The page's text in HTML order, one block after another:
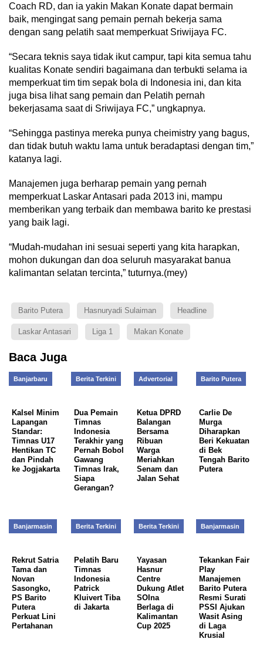
Coach RD, dan ia yakin Makan Konate dapat bermain
baik, mengingat sang pemain pernah bekerja sama
dengan sang pelatih saat memperkuat Sriwijaya FC.
“Secara teknis saya tidak ikut campur, tapi kita semua tahu
kualitas Konate sendiri bagaimana dan terbukti selama ia
memperkuat tim tim sepak bola di Indonesia ini, dan kita
juga bisa lihat sang pemain dan Pelatih pernah
bekerjasama saat di Sriwijaya FC,” ungkapnya.
“Sehingga pastinya mereka punya cheimistry yang bagus,
dan tidak butuh waktu lama untuk beradaptasi dengan tim,”
katanya lagi.
Manajemen juga berharap pemain yang pernah
memperkuat Laskar Antasari pada 2013 ini, mampu
memberikan yang terbaik dan membawa barito ke prestasi
yang baik lagi.
“Mudah-mudahan ini sesuai seperti yang kita harapkan,
mohon dukungan dan doa seluruh masyarakat banua
kalimantan selatan tercinta,” tuturnya.(mey)
Barito Putera Hasnuryadi Sulaiman Headline
Laskar Antasari Liga 1 Makan Konate
Baca Juga
Banjarbaru
Kalsel Minim
Lapangan
Standar:
Timnas U17
Hentikan TC
dan Pindah
ke Jogjakarta
Berita Terkini
Dua Pemain
Timnas
Indonesia
Terakhir yang
Pernah Bobol
Gawang
Timnas Irak,
Siapa
Gerangan?
Advertorial
Ketua DPRD
Balangan
Bersama
Ribuan
Warga
Meriahkan
Senam dan
Jalan Sehat
Barito Putera
Carlie De
Murga
Diharapkan
Beri Kekuatan
di Bek
Tengah Barito
Putera
Banjarmasin
Rekrut Satria
Tama dan
Novan
Sasongko,
PS Barito
Putera
Perkuat Lini
Pertahanan
Berita Terkini
Pelatih Baru
Timnas
Indonesia
Patrick
Kluivert Tiba
di Jakarta
Berita Terkini
Yayasan
Hasnur
Centre
Dukung Atlet
SOIna
Berlaga di
Kalimantan
Cup 2025
Banjarmasin
Tekankan Fair
Play
Manajemen
Barito Putera
Resmi Surati
PSSI Ajukan
Wasit Asing
di Laga
Krusial